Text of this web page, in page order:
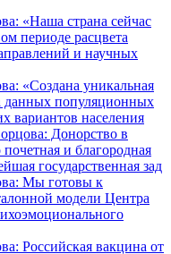
«Наша страна сейчас
периоде расцвета
и научных
«Создана уникальная
данных популяционных
вариантов населения
Донорство в
и благородная
государственная зад
Мы готовы к
модели Центра
Российская вакцина от